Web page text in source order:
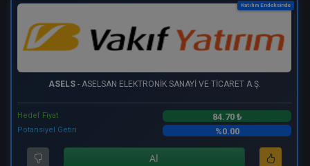
Katılım Endeksinde
ASELS- ASELSAN ELEKTRONİK SANAYİ VE TİCARET A.Ş.
Hedef Fiyat 84.70 ₺
Potansiyel Getiri %0.00
Al